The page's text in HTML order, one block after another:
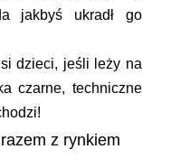
jakbyś ukradł go
dzieci, jeśli leży na
czarne, techniczne
z rynkiem